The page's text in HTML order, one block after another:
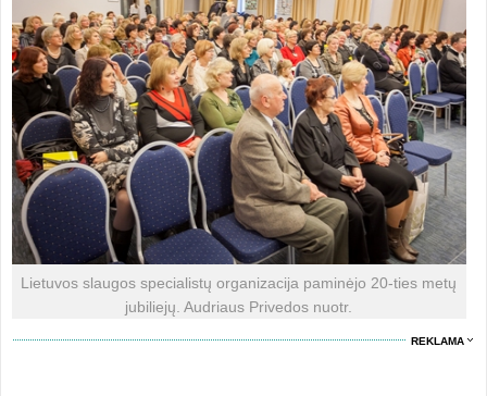
Lietuvos slaugos specialistų organizacija paminėjo 20-ties metų
jubiliejų. Audriaus Privedos nuotr.
REKLAMA